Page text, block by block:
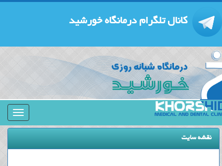
کانال تلگرام درمانگاه خورشید
منوی
جمع
نقشه سایت